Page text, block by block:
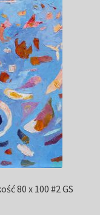
80 x 100 #2 GS